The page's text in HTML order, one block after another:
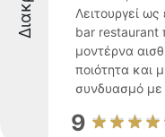
Λειτουργεί
bar restaurant
μοντέρνα
ποιότητα και
συνδυασμό με
9